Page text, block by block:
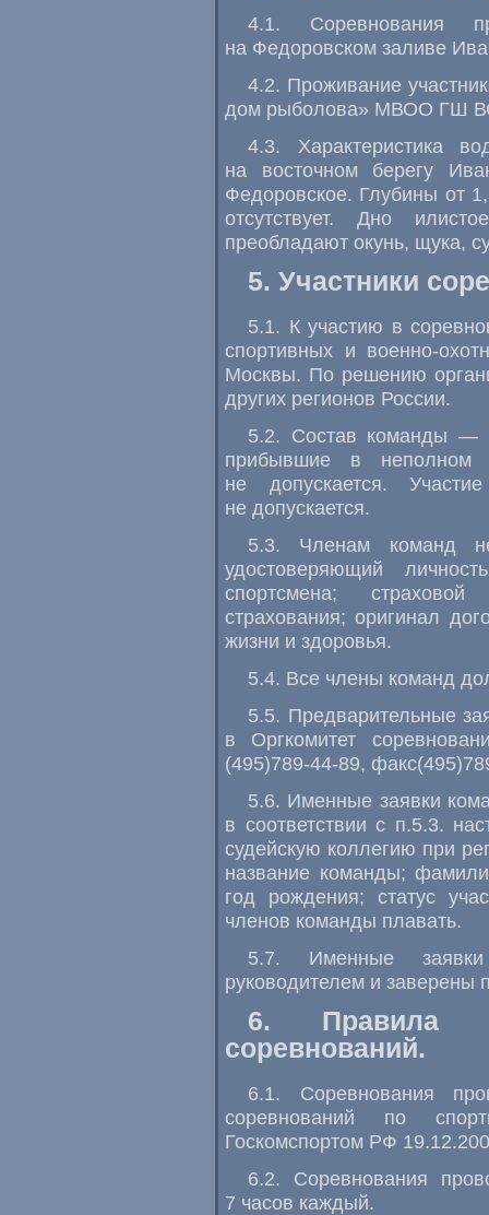
4.1. Соревнования
на Федоровском заливе
4.2. Проживание
дом рыболова» МВОО ГШ
4.3. Характеристика
на восточном берегу
Федоровское. Глубины от
отсутствует. Дно
преобладают окунь, щука,
5. Участники
5.1. К участию в
спортивных и военно-
Москвы. По решению
других регионов России.
5.2. Состав команды —
прибывшие в неполном
не допускается.
не допускается.
5.3. Членам команд
удостоверяющий
спортсмена;
страхования; оригинал
жизни и здоровья.
5.4. Все члены команд
5.5. Предварительные
в Оргкомитет
(495)789-44-89,
5.6. Именные заявки
в соответствии с п.5.3.
судейскую коллегию при
название команды;
год рождения; статус
членов команды плавать.
5.7. Именные
руководителем и заверены
6. Правила
соревнований.
6.1. Соревнования
соревнований по
Госкомспортом РФ
6.2. Соревнования
7 часов каждый.